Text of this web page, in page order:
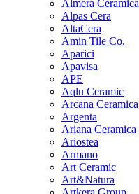
Almera Ceramica
Alpas Cera
AltaCera
Amin Tile Co.
Aparici
Apavisa
APE
Aqlu Ceramic
Arcana Ceramica
Argenta
Ariana Ceramica
Ariostea
Armano
Art Ceramic
Art&Natura